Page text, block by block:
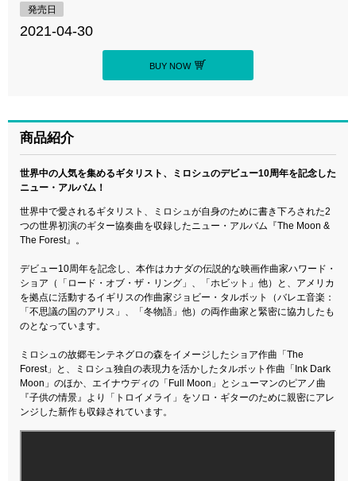
発売日
2021-04-30
BUY NOW
商品紹介
世界中の人気を集めるギタリスト、ミロシュのデビュー10周年を記念した
ニュー・アルバム！
世界中で愛されるギタリスト、ミロシュが自身のために書き下ろされた2
つの世界初演のギター協奏曲を収録したニュー・アルバム『The Moon &
The Forest』。
デビュー10周年を記念し、本作はカナダの伝説的な映画作曲家ハワード・
ショア（「ロード・オブ・ザ・リング」、「ホビット」他）と、アメリカ
を拠点に活動するイギリスの作曲家ジョビー・タルボット（バレエ音楽：
「不思議の国のアリス」、「冬物語」他）の両作曲家と緊密に協力したも
のとなっています。
ミロシュの故郷モンテネグロの森をイメージしたショア作曲「The
Forest」と、ミロシュ独自の表現力を活かしたタルボット作曲「Ink Dark
Moon」のほか、エイナウディの「Full Moon」とシューマンのピアノ曲
『子供の情景』より「トロイメライ」をソロ・ギターのために親密にアレ
ンジした新作も収録されています。